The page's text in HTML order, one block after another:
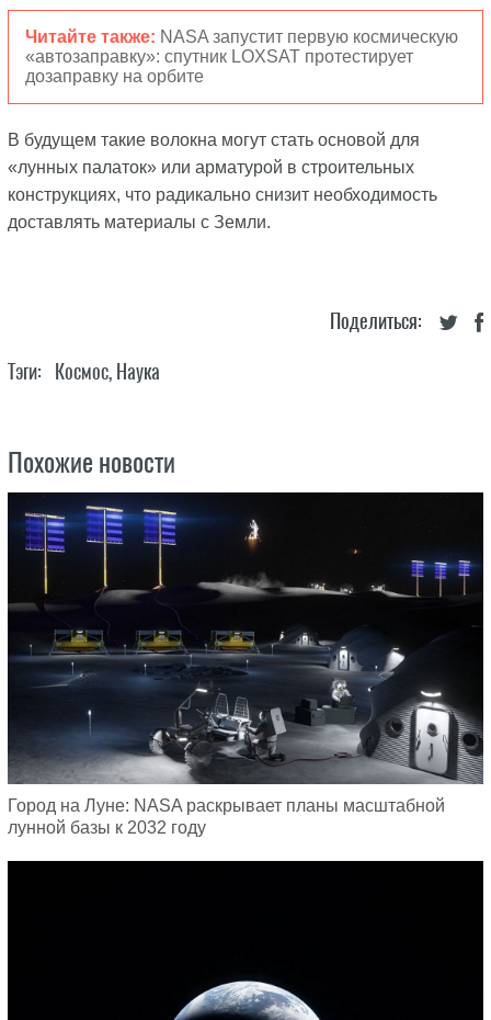
Читайте также: NASA запустит первую космическую
«автозаправку»: спутник LOXSAT протестирует
дозаправку на орбите
В будущем такие волокна могут стать основой для
«лунных палаток» или арматурой в строительных
конструкциях, что радикально снизит необходимость
доставлять материалы с Земли.
Поделиться:
Тэги: Космос, Наука
Похожие новости
Город на Луне: NASA раскрывает планы масштабной
лунной базы к 2032 году